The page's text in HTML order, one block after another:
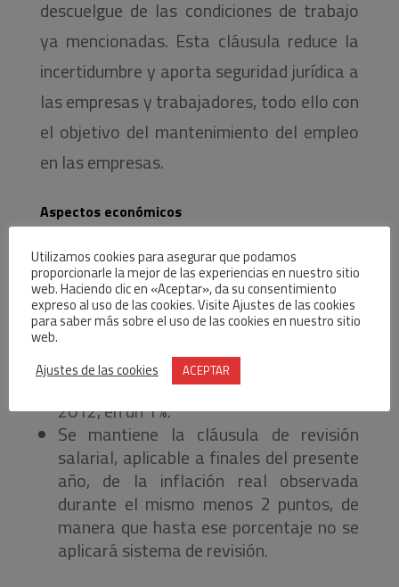
descuelgue de las condiciones de trabajo
ya mencionadas. Esta cláusula reduce la
incertidumbre y aporta seguridad jurídica a
las empresas y trabajadores, todo ello con
el objetivo del mantenimiento del empleo
en las empresas.
Aspectos económicos
Por lo que se refiere a la dimensión
económica de vigencia anual, se ha
avanzado en los siguientes aspectos:
Se han actualizado las tablas salariales
de 2011, con efectos 1 de enero de
2012, en un 1%.
Se mantiene la cláusula de revisión
salarial, aplicable a finales del presente
año, de la inflación real observada
durante el mismo menos 2 puntos, de
manera que hasta ese porcentaje no se
aplicará sistema de revisión.
Utilizamos cookies para asegurar que podamos
proporcionarle la mejor de las experiencias en nuestro sitio
web. Haciendo clic en «Aceptar», da su consentimiento
expreso al uso de las cookies. Visite Ajustes de las cookies
para saber más sobre el uso de las cookies en nuestro sitio
web.
Ajustes de las cookies
ACEPTAR